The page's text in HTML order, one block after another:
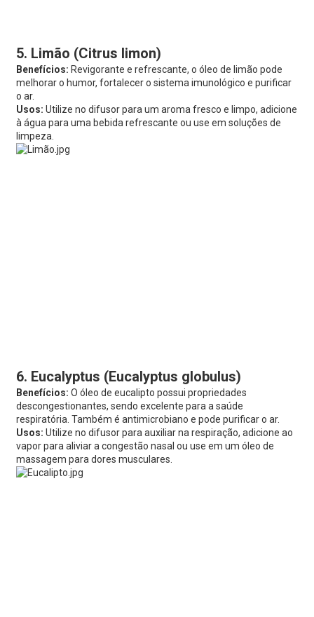
5. Limão (Citrus limon)
Benefícios: Revigorante e refrescante, o óleo de limão pode
melhorar o humor, fortalecer o sistema imunológico e purificar
o ar.
Usos: Utilize no difusor para um aroma fresco e limpo, adicione
à água para uma bebida refrescante ou use em soluções de
limpeza.
6. Eucalyptus (Eucalyptus globulus)
Benefícios: O óleo de eucalipto possui propriedades
descongestionantes, sendo excelente para a saúde
respiratória. Também é antimicrobiano e pode purificar o ar.
Usos: Utilize no difusor para auxiliar na respiração, adicione ao
vapor para aliviar a congestão nasal ou use em um óleo de
massagem para dores musculares.